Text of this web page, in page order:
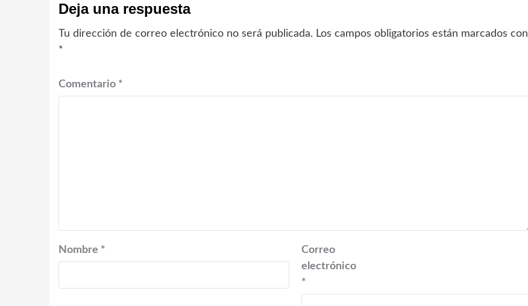
Deja una respuesta
Tu dirección de correo electrónico no será publicada. Los campos obligatorios están marcados con
*
Comentario *
Nombre *
Correo
electrónico
*